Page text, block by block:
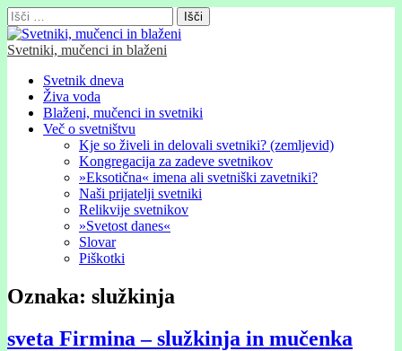
Išči:
Svetniki, mučenci in blaženi
Glavni
meni
Skip
content
Svetnik dneva
Živa voda
Blaženi, mučenci in svetniki
Več o svetništvu
Kje so živeli in delovali svetniki? (zemljevid)
Kongregacija za zadeve svetnikov
»Eksotična« imena ali svetniški zavetniki?
Naši prijatelji svetniki
Relikvije svetnikov
»Svetost danes«
Slovar
Piškotki
Oznaka: služkinja
sveta Firmina – služkinja in mučenka